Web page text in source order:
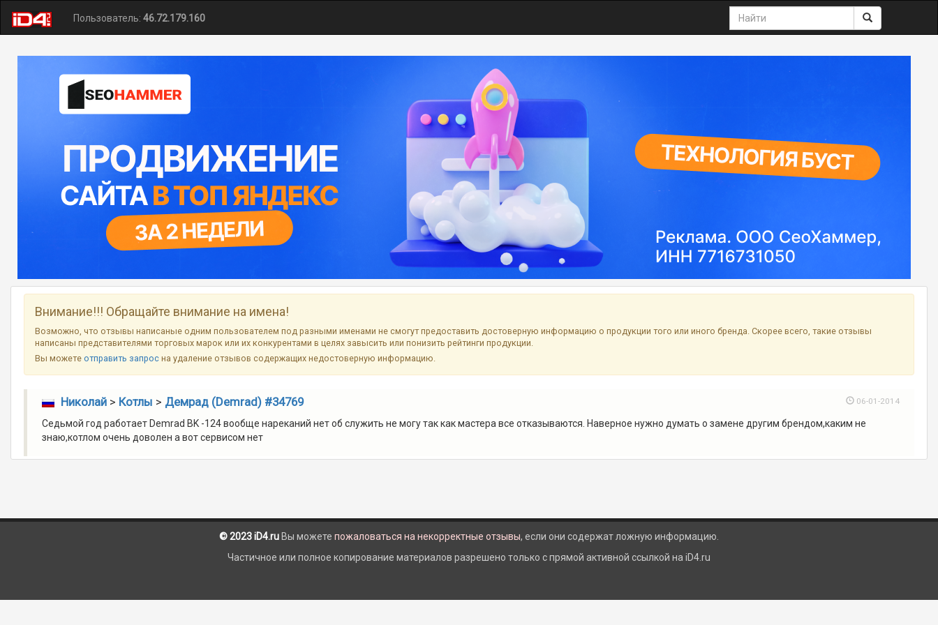
Пользователь: 46.72.179.160
Внимание!!! Обращайте внимание на имена!
Возможно, что отзывы написаные одним пользователем под разными именами не смогут предоставить достоверную информацию о продукции того или иного бренда. Скорее всего, такие отзывы
написаны представителями торговых марок или их конкурентами в целях завысить или понизить рейтинги продукции.
Вы можетеотправить запрос на удаление отзывов содержащих недостоверную информацию.
Николай> Котлы > Демрад (Demrad) #34769 06-01-2014
Седьмой год работает Demrad BK -124 вообще нареканий нет об служить не могу так как мастера все отказываются. Наверное нужно думать о замене другим брендом,каким не
знаю,котлом очень доволен а вот сервисом нет
© 2023 iD4.ru Вы можете пожаловаться на некорректные отзывы, если они содержат ложную информацию.
Частичное или полное копирование материалов разрешено только с прямой активной ссылкой на iD4.ru